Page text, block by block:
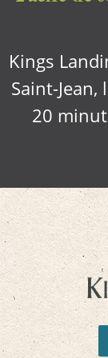
Kings
Saint-
20